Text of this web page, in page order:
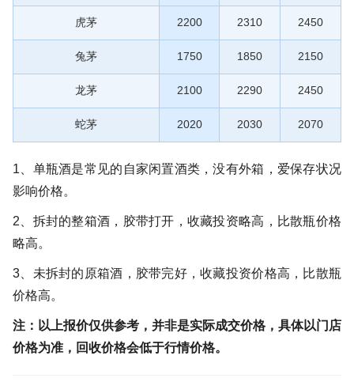
虎茅 2200 2310 2450
兔茅 1750 1850 2150
龙茅 2100 2290 2450
蛇茅 2020 2030 2070
1、单瓶酒是常见的自家闲置酒类，没有外箱，爱保存状况
影响价格。
2、拆封的整箱酒，胶带打开，收藏投资略高，比散瓶价格
略高。
3、未拆封的原箱酒，胶带完好，收藏投资价格高，比散瓶
价格高。
注：以上报价仅供参考，并非是实际成交价格，具体以门店
价格为准，回收价格会低于行情价格。